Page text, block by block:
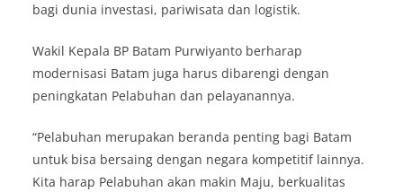
bagi dunia investasi, pariwisata dan logistik.
Wakil Kepala BP Batam Purwiyanto berharap
modernisasi Batam juga harus dibarengi dengan
peningkatan Pelabuhan dan pelayanannya.
“Pelabuhan merupakan beranda penting bagi Batam
untuk bisa bersaing dengan negara kompetitif lainnya.
Kita harap Pelabuhan akan makin Maju, berkualitas